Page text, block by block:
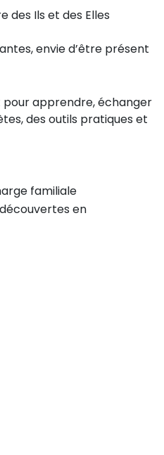
Ils et des Elles
envie d’être présent
apprendre, échanger
des outils pratiques et
familiale
en